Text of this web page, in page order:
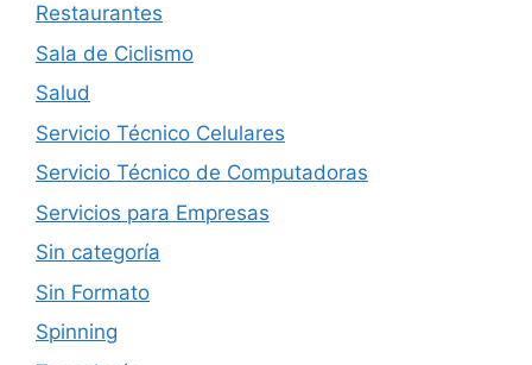
Restaurantes
Sala de Ciclismo
Salud
Servicio Técnico Celulares
Servicio Técnico de Computadoras
Servicios para Empresas
Sin categoría
Sin Formato
Spinning